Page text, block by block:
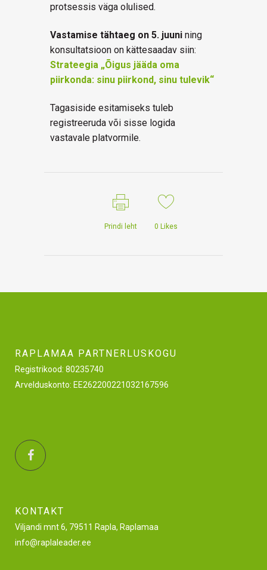
protsessis väga olulised.
Vastamise tähtaeg on 5. juuni ning
konsultatsioon on kättesaadav siin:
Strateegia „Õigus jääda oma
piirkonda: sinu piirkond, sinu tulevik“
Tagasiside esitamiseks tuleb
registreeruda või sisse logida
vastavale platvormile.
Prindi leht 0 Likes
RAPLAMAA PARTNERLUSKOGU
Registrikood: 80235740
Arvelduskonto: EE262200221032167596
KONTAKT
Viljandi mnt 6, 79511 Rapla, Raplamaa
info@raplaleader.ee